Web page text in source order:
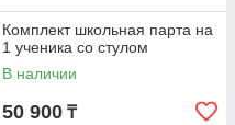
Комплект школьная парта на
1 ученика со стулом
В наличии
50 900 ₸